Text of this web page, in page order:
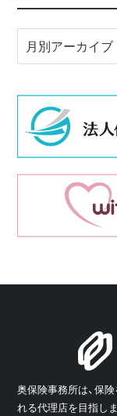
奥保険事務所は、保
れる代理店を目指し